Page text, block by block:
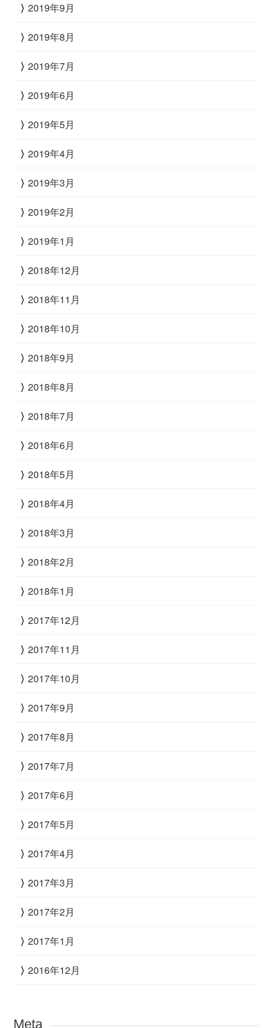
2019年9月
2019年8月
2019年7月
2019年6月
2019年5月
2019年4月
2019年3月
2019年2月
2019年1月
2018年12月
2018年11月
2018年10月
2018年9月
2018年8月
2018年7月
2018年6月
2018年5月
2018年4月
2018年3月
2018年2月
2018年1月
2017年12月
2017年11月
2017年10月
2017年9月
2017年8月
2017年7月
2017年6月
2017年5月
2017年4月
2017年3月
2017年2月
2017年1月
2016年12月
Meta